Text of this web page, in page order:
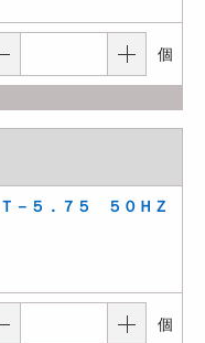
個
－５．７５ ５０ＨＺ
個